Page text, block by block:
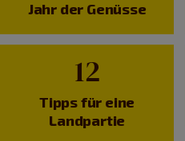
Jahr der Genüsse
12
Tipps für eine
Landpartie